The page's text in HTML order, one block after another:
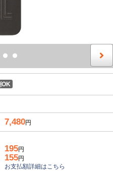
OK
7,480円
195円
155円
お支払額詳細はこちら